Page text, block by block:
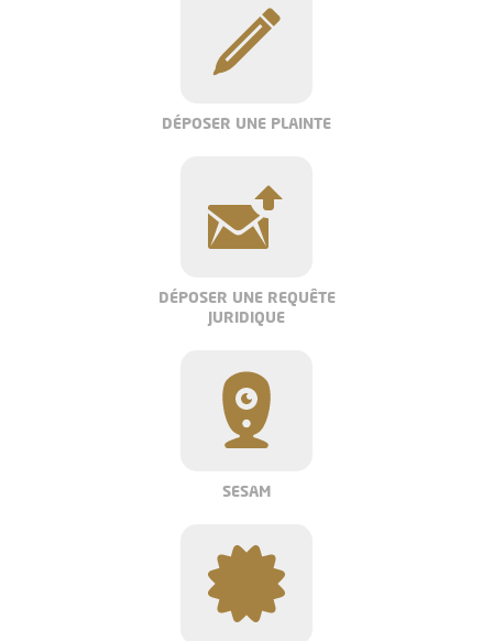
DÉPOSER UNE PLAINTE
DÉPOSER UNE REQUÊTE
JURIDIQUE
SESAM